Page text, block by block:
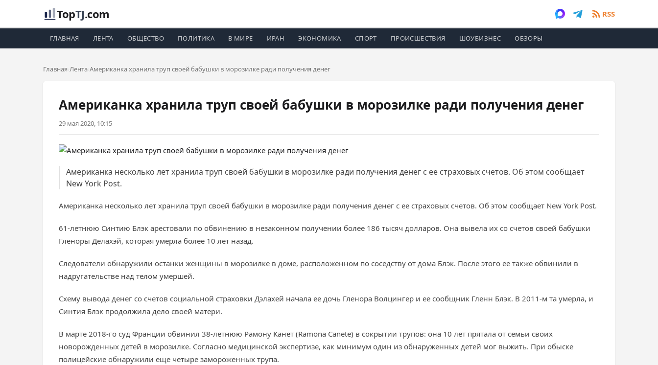
TopTJ.com RSS
ГЛАВНАЯ ЛЕНТА ОБЩЕСТВО ПОЛИТИКА В МИРЕ ИРАН ЭКОНОМИКА СПОРТ ПРОИСШЕСТВИЯ ШОУБИЗНЕС ОБЗОРЫ
Главная Лента Американка хранила труп своей бабушки в морозилке ради получения денег
Американка хранила труп своей бабушки в морозилке ради получения денег
29 мая 2020, 10:15
Американка несколько лет хранила труп своей бабушки в морозилке ради получения денег с ее страховых счетов. Об этом сообщает
New York Post.
Американка несколько лет хранила труп своей бабушки в морозилке ради получения денег с ее страховых счетов. Об этом сообщает New York Post.
61-летнюю Синтию Блэк арестовали по обвинению в незаконном получении более 186 тысяч долларов. Она вывела их со счетов своей бабушки
Гленоры Делахэй, которая умерла более 10 лет назад.
Следователи обнаружили останки женщины в морозилке в доме, расположенном по соседству от дома Блэк. После этого ее также обвинили в
надругательстве над телом умершей.
Схему вывода денег со счетов социальной страховки Дэлахей начала ее дочь Гленора Волцингер и ее сообщник Гленн Блэк. В 2011-м та умерла, и
Синтия Блэк продолжила дело своей матери.
В марте 2018-го суд Франции обвинил 38-летнюю Рамону Канет (Ramona Canete) в сокрытии трупов: она 10 лет прятала от семьи своих
новорожденных детей в морозилке. Согласно медицинской экспертизе, как минимум один из обнаруженных детей мог выжить. При обыске
полицейские обнаружили еще четыре замороженных трупа.